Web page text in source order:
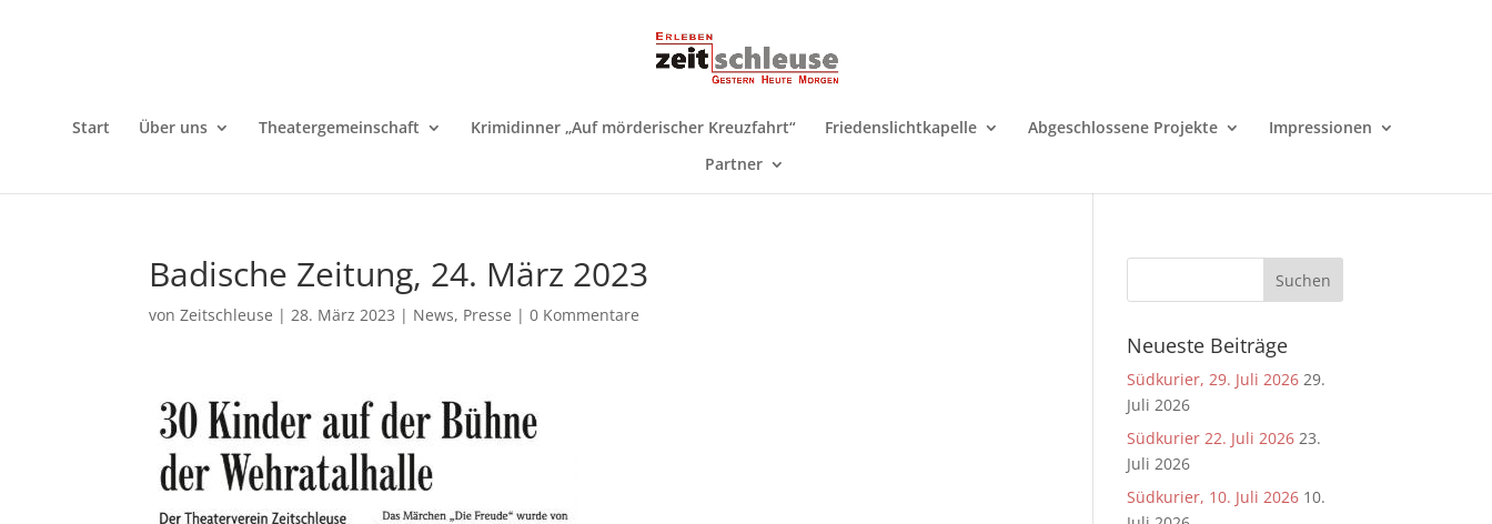
Start Über uns Theatergemeinschaft Krimidinner „Auf mörderischer Kreuzfahrt“ Friedenslichtkapelle Abgeschlossene Projekte
Impressionen
Partner
Badische Zeitung, 24. März 2023
vonZeitschleuse |28. März 2023 | News, Presse |0 Kommentare
Neueste Beiträge
Südkurier, 29. Juli 2026 29.
Juli 2026
Südkurier 22. Juli 2026 23.
Juli 2026
Südkurier, 10. Juli 2026 10.